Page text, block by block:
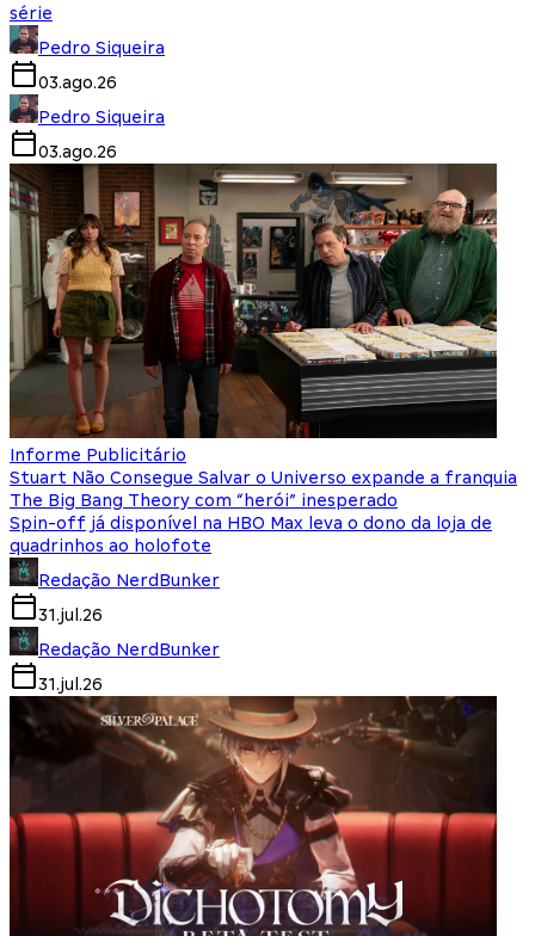
série
Pedro Siqueira
03.ago.26
Pedro Siqueira
03.ago.26
Informe Publicitário
Stuart Não Consegue Salvar o Universo expande a franquia
The Big Bang Theory com “herói” inesperado
Spin-off já disponível na HBO Max leva o dono da loja de
quadrinhos ao holofote
Redação NerdBunker
31.jul.26
Redação NerdBunker
31.jul.26